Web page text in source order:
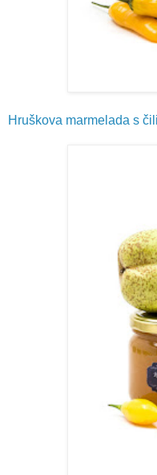
Hruškova marmelada s